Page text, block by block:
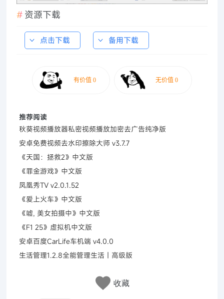
资源下载
点击下载 备用下载
推荐阅读
秋葵视频播放器私密视频播放加密去广告纯净版
安卓免费视频去水印擦除大师 v3.7.7
《天国：拯救2》中文版
《罪金游戏》中文版
凤凰秀TV v2.0.1.52
《爱上火车》中文版
《嘘, 美女拍摄中》中文版
《F1 25》虚拟机中文版
安卓百度CarLife车机端 v4.0.0
生活管理1.2.8全能管理生活｜高级版
收藏